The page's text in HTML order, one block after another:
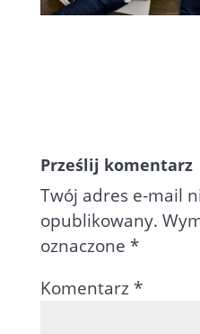
Prześlij komentarz
Twój adres e-mail
opublikowany.
oznaczone *
Komentarz *